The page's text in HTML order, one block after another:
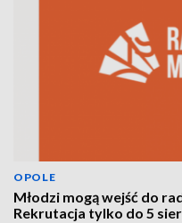
OPOLE
Młodzi mogą wejść do
Rekrutacja tylko do 5